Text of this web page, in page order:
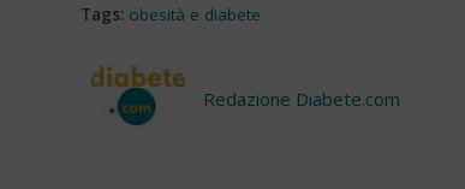
Tags: obesità e diabete
Redazione Diabete.com